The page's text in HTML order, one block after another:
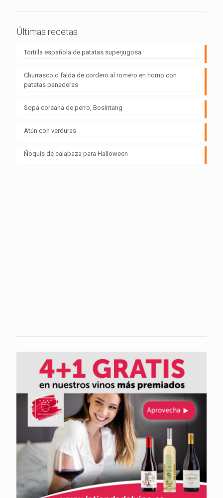
Últimas recetas
Tortilla española de patatas superjugosa
Churrasco o falda de cordero al romero en horno con
patatas panaderas
Sopa coreana de perro, Bosintang
Atún con verduras
Ñoquis de calabaza para Halloween